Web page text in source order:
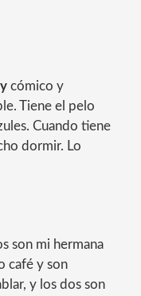
cómico y
Tiene el pelo
Cuando tiene
dormir. Lo
son mi hermana
café y son
y los dos son